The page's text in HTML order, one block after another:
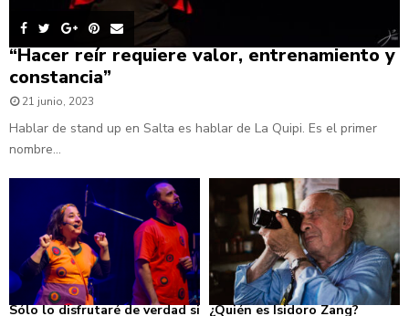
“Hacer reír requiere valor, entrenamiento y
constancia”
21 junio, 2023
Hablar de stand up en Salta es hablar de La Quipi. Es el primer
nombre...
Sólo lo disfrutaré de verdad si ¿Quién es Isidoro Zang?